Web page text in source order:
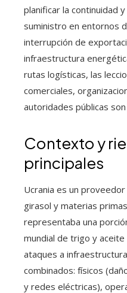
planificar la continuidad
suministro en entornos
interrupción de
infraestructura
rutas logísticas, las
comerciales,
autoridades públicas
Contexto y
principales
Ucrania es un
girasol y materias
representaba una
mundial de trigo y aceite
ataques a
combinados: físicos
y redes eléctricas),